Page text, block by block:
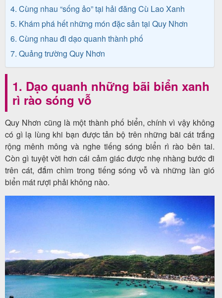
nhận
khách
hàng
Tuyển
dụng
Liên
hệ
4. Cùng nhau “sống ảo” tại hải đăng Cù Lao Xanh
5. Khám phá hết những món đặc sản tại Quy Nhơn
6. Cùng nhau đi dạo quanh thành phố
7. Quảng trường Quy Nhơn
1. Dạo quanh những bãi biển xanh
rì rào sóng vỗ
Quy Nhơn cũng là một thành phố biển, chính vì vậy không
có gì lạ lùng khi bạn được tản bộ trên những bãi cát trắng
rộng mênh mông và nghe tiếng sóng biển rì rào bên tai.
Còn gì tuyệt vời hơn cái cảm giác được nhẹ nhàng bước đi
trên cát, đắm chìm trong tiếng sóng vỗ và những làn gió
biển mát rượi phải không nào.